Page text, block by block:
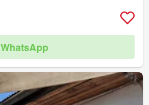
WhatsApp